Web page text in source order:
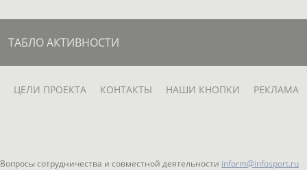
ТАБЛО АКТИВНОСТИ
ЦЕЛИ ПРОЕКТА КОНТАКТЫ НАШИ КНОПКИ РЕКЛАМА
Вопросы сотрудничества и совместной деятельности inform@infosport.ru
БУГРОВ